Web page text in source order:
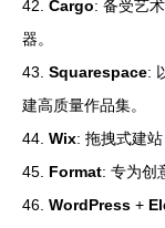
42. Cargo: 备受艺
器。
43. Squarespace:
建高质量作品集。
44. Wix: 拖拽式建
45. Format: 专为创
46. WordPress +